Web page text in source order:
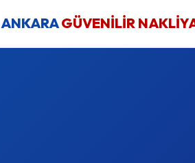
ANKARAGÜVENİLİR